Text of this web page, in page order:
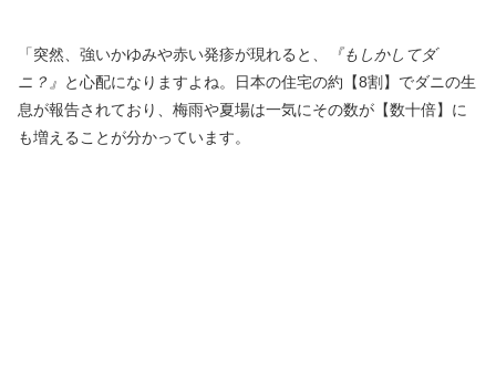
「突然、強いかゆみや赤い発疹が現れると、
『もしかしてダ
ニ？』 と心配になりますよね。日本の住宅の約【8割】でダニの生
息が報告されており、梅雨や夏場は一気にその数が【数十倍】に
も増えることが分かっています。